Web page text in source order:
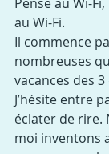
au Wi-Fi.
Il commence
nombreuses
vacances des
J’hésite entre
éclater de rire.
moi inventons